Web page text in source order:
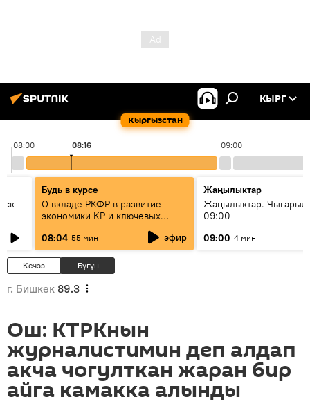
Кыргызстан
КЫРГ
08:00 09:00
08:17
Будь в курсе
О вкладе РКФР в развитие
экономики КР и ключевых
08:04 55 мин эфир
Жаңылыктар
Жаңылыктар.
09:00
09:00 4 мин
Кечээ Бүгүн
г. Бишкек 89.3
Ош: КТРКнын
журналистимин деп алдап
акча чогулткан жаран бир
айга камакка алынды